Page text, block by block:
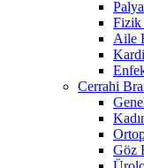
Fizik
Aile
Cerrahi
Göz